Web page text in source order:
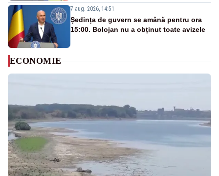
7 aug. 2026, 14:51
Ședința de guvern se amână pentru ora
15:00. Bolojan nu a obținut toate avizele
ECONOMIE